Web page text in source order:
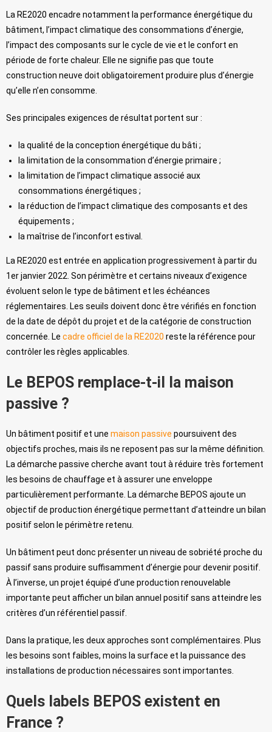
La RE2020 encadre notamment la performance énergétique du
bâtiment, l’impact climatique des consommations d’énergie,
l’impact des composants sur le cycle de vie et le confort en
période de forte chaleur. Elle ne signifie pas que toute
construction neuve doit obligatoirement produire plus d’énergie
qu’elle n’en consomme.
Ses principales exigences de résultat portent sur :
la qualité de la conception énergétique du bâti ;
la limitation de la consommation d’énergie primaire ;
la limitation de l’impact climatique associé aux
consommations énergétiques ;
la réduction de l’impact climatique des composants et des
équipements ;
la maîtrise de l’inconfort estival.
La RE2020 est entrée en application progressivement à partir du
1er janvier 2022. Son périmètre et certains niveaux d’exigence
évoluent selon le type de bâtiment et les échéances
réglementaires. Les seuils doivent donc être vérifiés en fonction
de la date de dépôt du projet et de la catégorie de construction
concernée. Le cadre officiel de la RE2020 reste la référence pour
contrôler les règles applicables.
Le BEPOS remplace-t-il la maison
passive ?
Un bâtiment positif et une maison passive poursuivent des
objectifs proches, mais ils ne reposent pas sur la même définition.
La démarche passive cherche avant tout à réduire très fortement
les besoins de chauffage et à assurer une enveloppe
particulièrement performante. La démarche BEPOS ajoute un
objectif de production énergétique permettant d’atteindre un bilan
positif selon le périmètre retenu.
Un bâtiment peut donc présenter un niveau de sobriété proche du
passif sans produire suffisamment d’énergie pour devenir positif.
À l’inverse, un projet équipé d’une production renouvelable
importante peut afficher un bilan annuel positif sans atteindre les
critères d’un référentiel passif.
Dans la pratique, les deux approches sont complémentaires. Plus
les besoins sont faibles, moins la surface et la puissance des
installations de production nécessaires sont importantes.
Quels labels BEPOS existent en
France ?